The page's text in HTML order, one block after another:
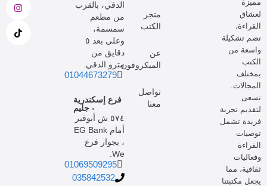
مميزة
لعشاق
القراءة،
تضم تشكيلة
واسعة من
الكتب
بمختلف
المجالات.
نسعى
لتقديم تجربة
فريدة تشمل
توصيات
القراءة
وفعاليات
ثقافية، مما
يجعل مكتبتنا
متجر
الكتب
عن
الميكروفون
تواصل
معنا
الدقي، بالقرب
من مطعم
سمسمة،
وعلى بعد ٥
دقايق من
مترو الدقي.
01044673279
فرع إسكندرية
- جليم
٥٧٤ ش أبوقير
أمام EG Bank
، بجوار فرع
We.
01069509295
035842532